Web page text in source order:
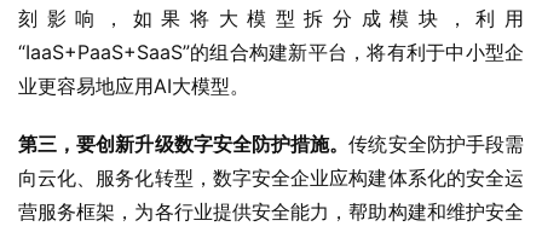
刻影响，如果将大模型拆分成模块，利用
“IaaS+PaaS+SaaS”的组合构建新平台，将有利于中小型企
业更容易地应用AI大模型。
第三，要创新升级数字安全防护措施。传统安全防护手段需
向云化、服务化转型，数字安全企业应构建体系化的安全运
营服务框架，为各行业提供安全能力，帮助构建和维护安全